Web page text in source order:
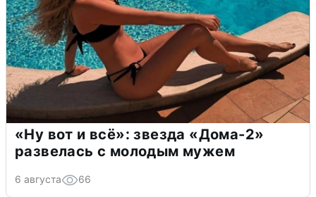
«Ну вот и всё»: звезда «Дома-2»
развелась с молодым мужем
6 августа 66